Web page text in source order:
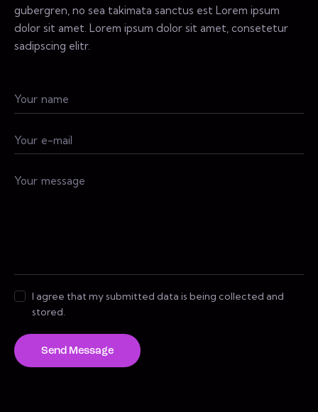
gubergren, no sea takimata sanctus est Lorem ipsum
dolor sit amet. Lorem ipsum dolor sit amet, consetetur
sadipscing elitr.
I agree that my submitted data is being collected and
stored.
Send Message